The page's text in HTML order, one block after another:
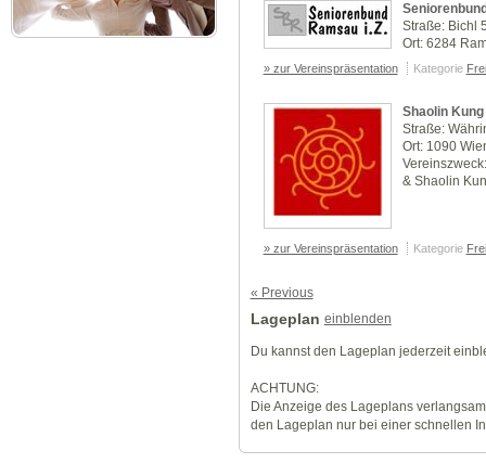
Straße: Bichl
Ort: 6284
» zur Vereinspräsentation Kategorie
Shaolin Kung
Straße:
Ort: 1090
& Shaolin
» zur Vereinspräsentation Kategorie
« Previous
Lageplan einblenden
Du kannst den Lageplan jederzeit
ACHTUNG:
Die Anzeige des Lageplans
den Lageplan nur bei einer schnellen